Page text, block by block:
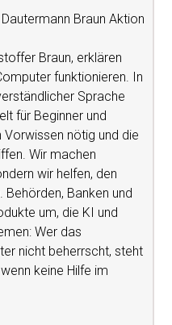
Braun, erklären
funktionieren. In
Sprache
für Beginner und
Vorwissen nötig und die
Wir machen
wir helfen, den
Banken und
um, die KI und
Wer das
nicht beherrscht, steht
keine Hilfe im